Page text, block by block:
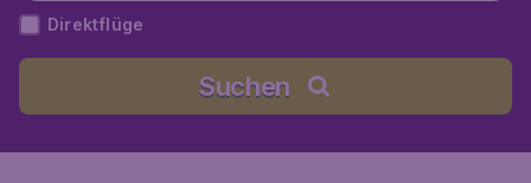
Direktflüge
Suchen